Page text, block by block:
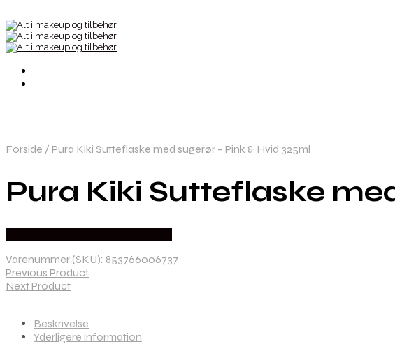
Forside / Pura Kiki Sutteflaske med sugerør – Pink & Hvid 325ml
Pura Kiki Sutteflaske
Varenummer (SKU): 853766006737
Previous Product
Next Product
Beskrivelse
Yderligere information